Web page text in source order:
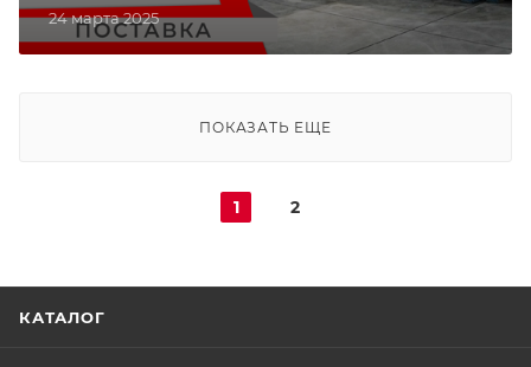
24 марта 2025
ПОКАЗАТЬ ЕЩЕ
1 2
КАТАЛОГ